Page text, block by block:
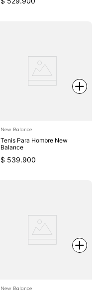
New Balance
Tenis Para Hombre New
Balance
$ 539.900
New Balance